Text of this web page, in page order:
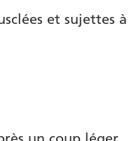
et sujettes à